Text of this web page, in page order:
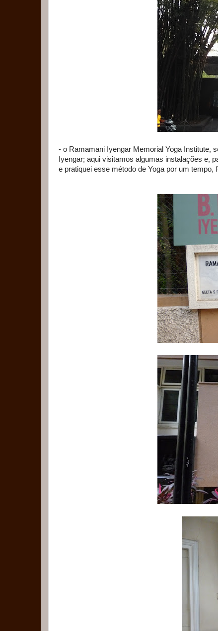
- o Ramamani Iyengar Memorial Yoga Institute,
Iyengar; aqui visitamos algumas instalações e,
e pratiquei esse método de Yoga por um tempo,